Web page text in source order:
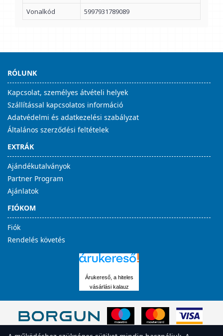
Vonalkód
5997931789089
RÓLUNK
Kapcsolat, személyes átvételi helyek
Szállítással kapcsolatos információ
Adatvédelmi és adatkezelési szabályzat
Általános szerződési feltételek
EXTRÁK
Ajándékutalványok
Partner Program
Ajánlatok
FIÓKOM
Fiók
Rendelés követés
Árukereső, a hiteles
vásárlási kalauz